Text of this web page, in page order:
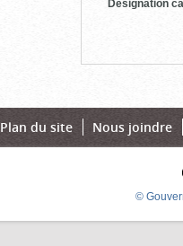
Désignation
Plan du site Nous joindre
©